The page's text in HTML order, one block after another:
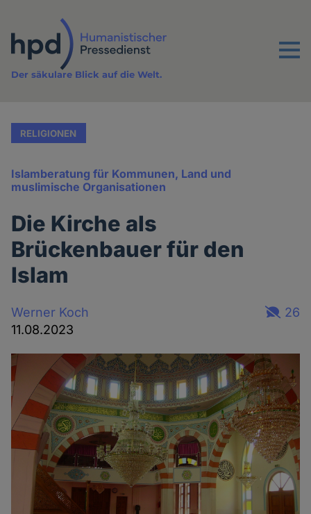
Inhalt
Menu
Der säkulare Blick auf die Welt.
RELIGIONEN
Islamberatung für Kommunen, Land und
muslimische Organisationen
Die Kirche als
Brückenbauer für den
Islam
Werner Koch
11.08.2023
26